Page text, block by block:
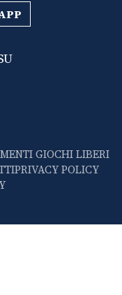
GIOCHI LIBERI
PRIVACY POLICY